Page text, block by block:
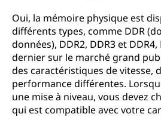
Oui, la mémoire physique est
différents types, comme DDR
données), DDR2, DDR3 et
dernier sur le marché grand
des caractéristiques de vitesse,
performance différentes.
une mise à niveau, vous devez
qui est compatible avec votre